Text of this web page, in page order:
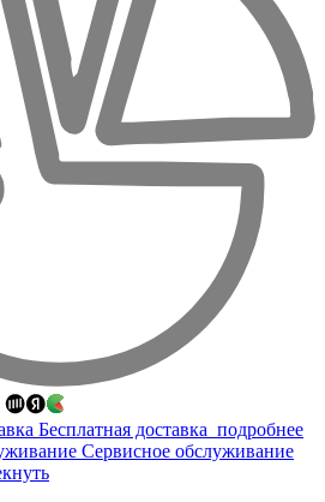
Бесплатная доставка подробнее
Сервисное обслуживание